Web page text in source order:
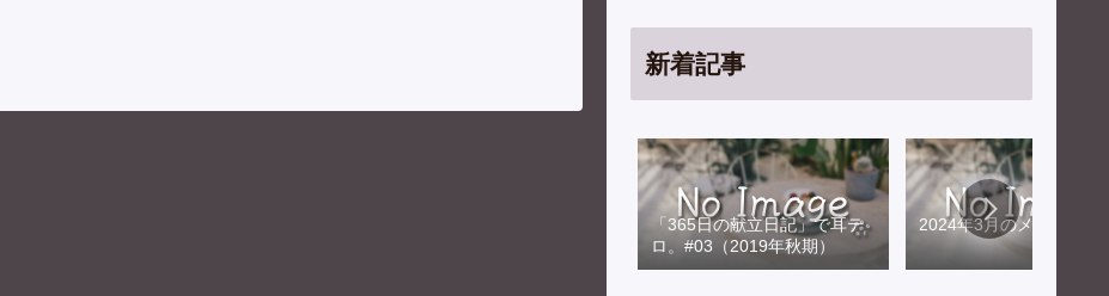
新着記事
「365日の献立日記」で耳テ
ロ。#03（2019年秋期）
2024年3月のメンテナン